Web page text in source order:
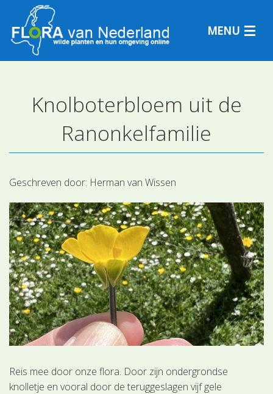
MENU
Plantensoorten
Determineren
Knolboterbloem uit de
Ranonkelfamilie
Geschreven door: Herman van Wissen
Reis mee door onze flora. Door zijn ondergrondse
knolletje en vooral door de teruggeslagen vijf gele